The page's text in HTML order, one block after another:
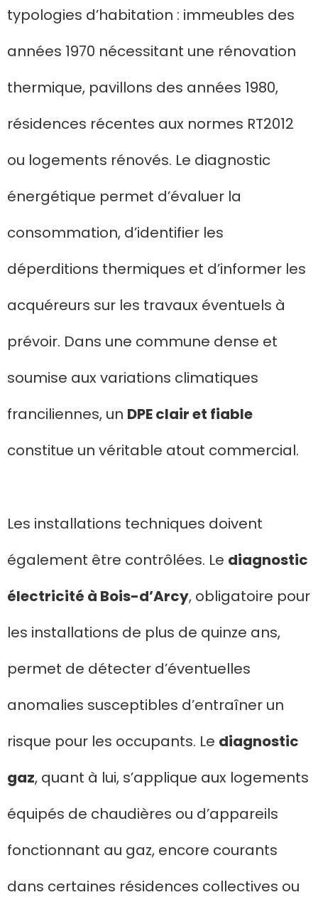
typologies d’habitation : immeubles des
années 1970 nécessitant une rénovation
thermique, pavillons des années 1980,
résidences récentes aux normes RT2012
ou logements rénovés. Le diagnostic
énergétique permet d’évaluer la
consommation, d’identifier les
déperditions thermiques et d’informer les
acquéreurs sur les travaux éventuels à
prévoir. Dans une commune dense et
soumise aux variations climatiques
franciliennes, un DPE clair et fiable
constitue un véritable atout commercial.
Les installations techniques doivent
également être contrôlées. Le diagnostic
électricité à Bois-d’Arcy, obligatoire pour
les installations de plus de quinze ans,
permet de détecter d’éventuelles
anomalies susceptibles d’entraîner un
risque pour les occupants. Le diagnostic
gaz, quant à lui, s’applique aux logements
équipés de chaudières ou d’appareils
fonctionnant au gaz, encore courants
dans certaines résidences collectives ou